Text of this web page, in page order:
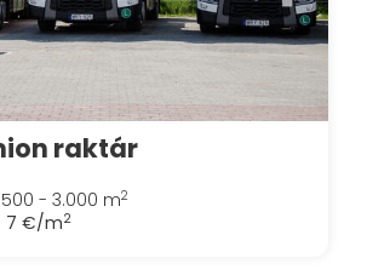
raktár
- 3.000 m2
€/m2